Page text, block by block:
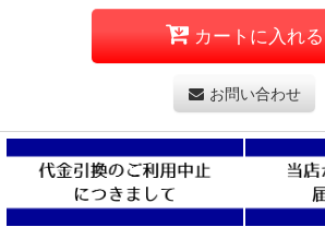
カートに入れる
お問い合わせ